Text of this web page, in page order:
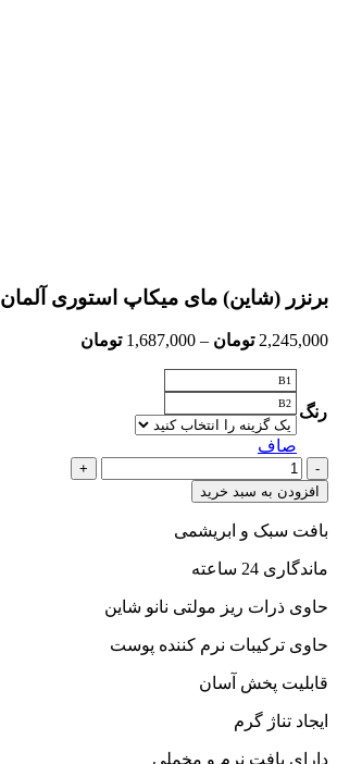
برنزر (شاین) مای میکاپ استوری آلمان
2,245,000 تومان –
1,687,000 تومان
رنگ
B1
B2
صاف
برنزر
(شاین)
مای
میکاپ
آلمان
افزودن به سبد خرید
بافت سبک و ابریشمی
ماندگاری 24 ساعته
حاوی ذرات ریز مولتی نانو شاین
حاوی ترکیبات نرم کننده پوست
قابلیت پخش آسان
ایجاد تناژ گرم
دارای بافت نرم و مخملی